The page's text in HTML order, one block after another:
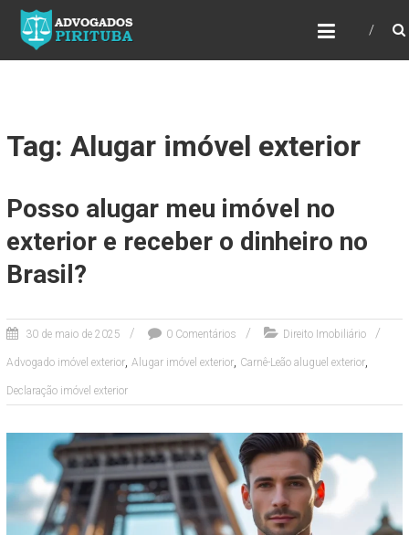
ADVOGADOS PIRITUBA
Precisando de advogado? Entre em contato!
Fazemos toda a assessoria que você
Tag: Alugar imóvel exterior
Posso alugar meu imóvel no
exterior e receber o dinheiro no
Brasil?
30 de maio de 2025 0 Comentários Direito Imobiliário
Advogado imóvel exterior, Alugar imóvel exterior, Carnê-Leão aluguel exterior,
Declaração imóvel exterior